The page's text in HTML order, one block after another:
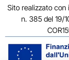
Sito realizzato
n. 385 del 19/